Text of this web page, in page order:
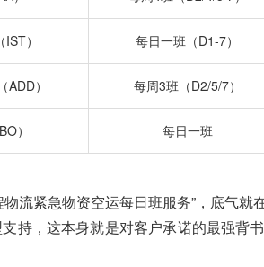
） 每日一班（D1-7）
） 每周3班（D2/5/7）
） 每日一班
流紧急物资空运每日班服务”，底气
持，这本身就是对客户承诺的最强背